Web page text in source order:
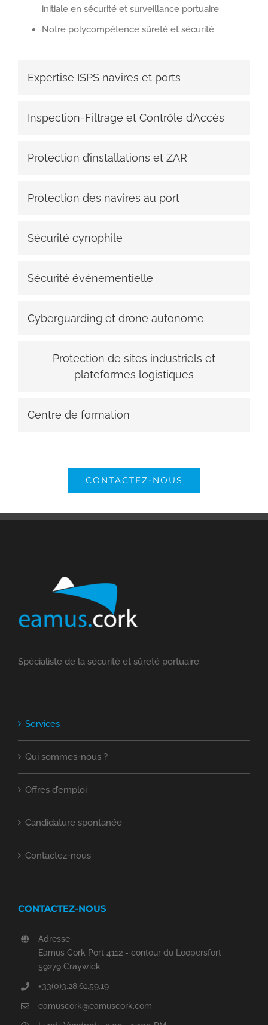
initiale en sécurité et surveillance portuaire
Notre polycompétence sûreté et sécurité
Expertise ISPS navires et ports
Inspection-Filtrage et Contrôle d’Accès
Protection d’installations et ZAR
Protection des navires au port
Sécurité cynophile
Sécurité événementielle
Cyberguarding et drone autonome
Protection de sites industriels et
plateformes logistiques
Centre de formation
CONTACTEZ-NOUS
Spécialiste de la sécurité et sûreté portuaire.
Services
Qui sommes-nous ?
Offres d’emploi
Candidature spontanée
Contactez-nous
CONTACTEZ-NOUS
Adresse
Eamus Cork Port 4112 - contour du Loopersfort
59279 Craywick
+33(0)3.28.61.59.19
eamuscork@eamuscork.com